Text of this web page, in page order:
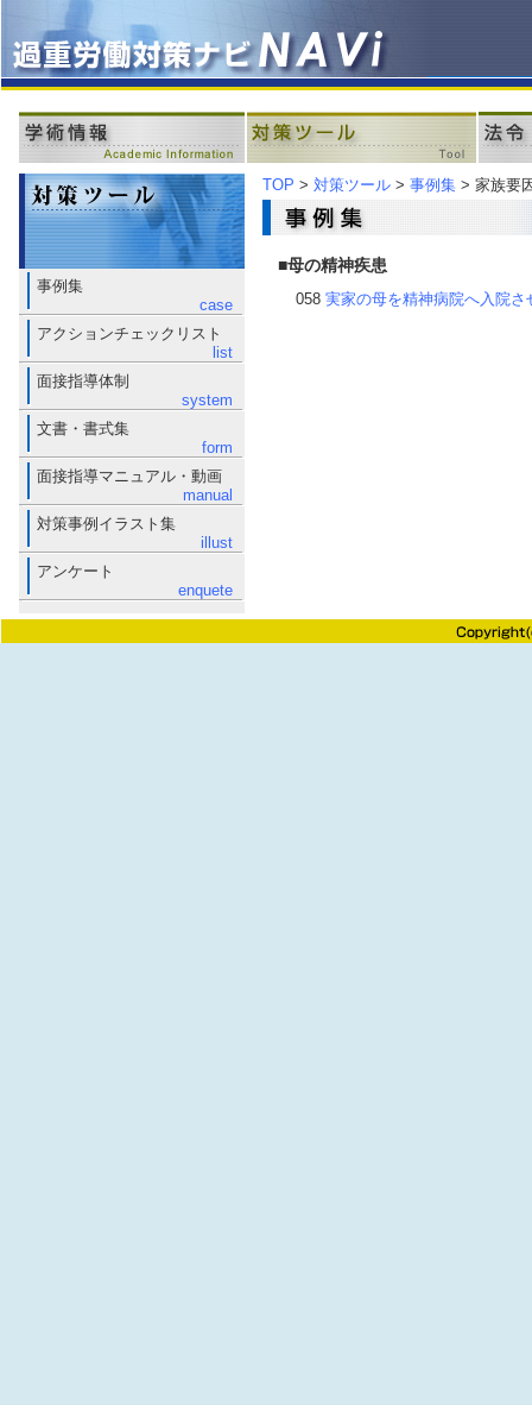
事例集
case
アクションチェックリスト
list
面接指導体制
system
文書・書式集
form
面接指導マニュアル・動画
manual
対策事例イラスト集
illust
アンケート
enquete
TOP > 対策ツール > 事例集 > 家族要
■母の精神疾患
058 実家の母を精神病院へ入院